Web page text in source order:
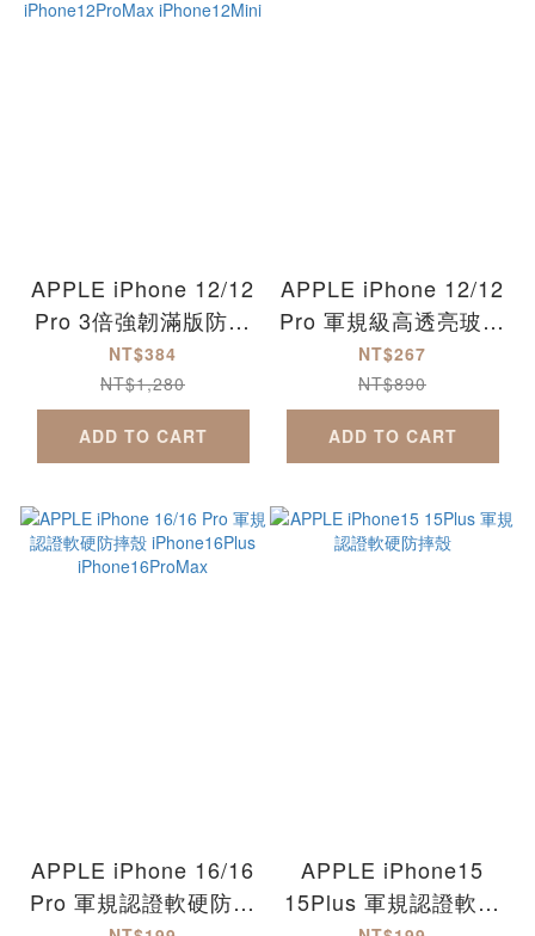
APPLE iPhone 12/12
Pro 3倍強韌滿版防爆
玻璃保護貼 iPhone12
iPhone12Pro
iPhone12ProMax
iPhone12Mini
NT$384
NT$1,280
ADD TO CART
APPLE iPhone 12/12
Pro 軍規級高透亮玻璃
防摔殼 iPhone12
iPhone12Pro
iPhone12ProMax
NT$267
NT$890
ADD TO CART
APPLE iPhone 16/16
Pro 軍規認證軟硬防摔
APPLE iPhone15
15Plus 軍規認證軟硬